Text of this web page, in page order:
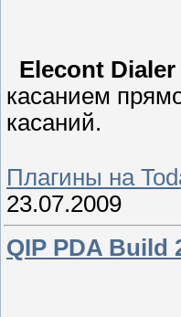
Elecont Dialer
касанием
касаний.
Плагины на
23.07.2009
QIP PDA Build